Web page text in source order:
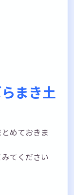
まき土
めておきま
てください